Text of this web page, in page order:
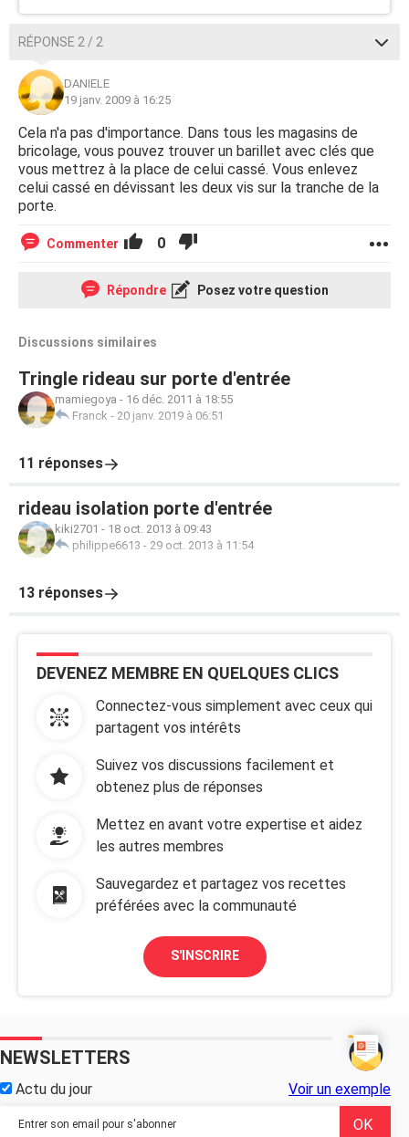
RÉPONSE 2 / 2
DANIELE
19 janv. 2009 à 16:25
Cela n'a pas d'importance. Dans tous les magasins de
bricolage, vous pouvez trouver un barillet avec clés que
vous mettrez à la place de celui cassé. Vous enlevez
celui cassé en dévissant les deux vis sur la tranche de la
porte.
Commenter 0
Répondre Posez votre question
Discussions similaires
Tringle rideau sur porte d'entrée
mamiegoya - 16 déc. 2011 à 18:55
Franck - 20 janv. 2019 à 06:51
11 réponses
rideau isolation porte d'entrée
kiki2701 - 18 oct. 2013 à 09:43
philippe6613 - 29 oct. 2013 à 11:54
13 réponses
DEVENEZ MEMBRE EN QUELQUES CLICS
Connectez-vous simplement avec ceux qui
partagent vos intérêts
Suivez vos discussions facilement et
obtenez plus de réponses
Mettez en avant votre expertise et aidez
les autres membres
Sauvegardez et partagez vos recettes
préférées avec la communauté
S'INSCRIRE
NEWSLETTERS
Actu du jour Voir un exemple